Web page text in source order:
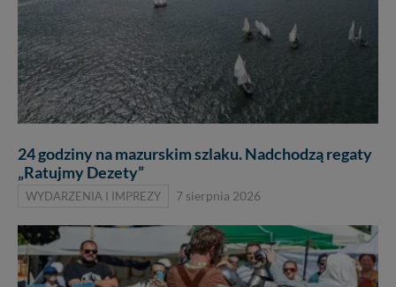
24 godziny na mazurskim szlaku. Nadchodzą regaty
„Ratujmy Dezety”
WYDARZENIA I IMPREZY 7 sierpnia 2026